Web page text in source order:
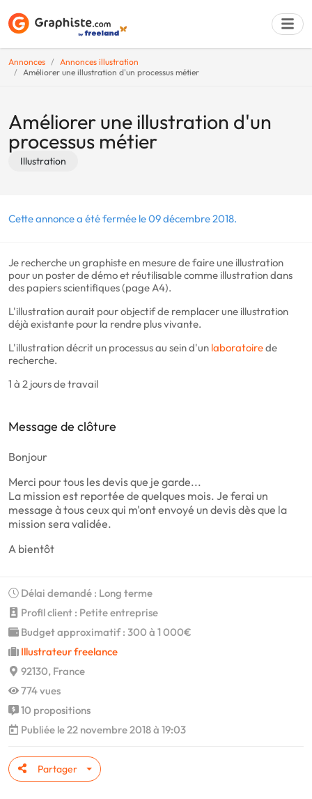
Annonces
Annonces illustration
Améliorer une illustration d'un processus métier
Améliorer une illustration d'un
processus métier
Illustration
Cette annonce a été fermée le 09 décembre 2018.
Je recherche un graphiste en mesure de faire une illustration
pour un poster de démo et réutilisable comme illustration dans
des papiers scientifiques (page A4).
L'illustration aurait pour objectif de remplacer une illustration
déjà existante pour la rendre plus vivante.
L'illustration décrit un processus au sein d'un laboratoirede
recherche.
1 à 2 jours de travail
Message de clôture
Bonjour
Merci pour tous les devis que je garde...
La mission est reportée de quelques mois. Je ferai un
message à tous ceux qui m'ont envoyé un devis dès que la
mission sera validée.
A bientôt
Délai demandé : Long terme
Profil client : Petite entreprise
Budget approximatif : 300 à 1 000€
Illustrateur freelance
92130, France
774 vues
10 propositions
Publiée le 22 novembre 2018 à 19:03
Partager